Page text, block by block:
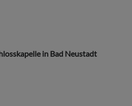
in Bad Neustadt